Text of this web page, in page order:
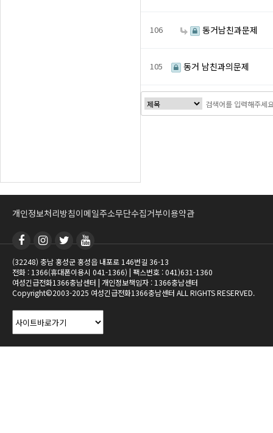
106 동거남친과문제
105 동거 남친과의문제
개인정보처리방침이메일주소무단수집거부이용약관
(32248) 충남 홍성군 홍성읍 내포로 146번길 36-13
전화 : 1366(휴대폰이용시 041-1366) | 팩스번호 : 041)631-1360
여성긴급전화1366충남센터 | 개인정보책임자 : 1366충남센터
Copyright©2003-2025 여성긴급전화1366충남센터 ALL RIGHTS RESERVED.